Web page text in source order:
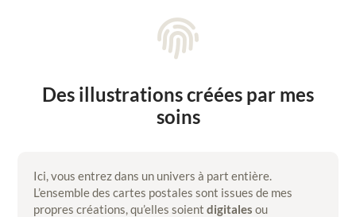

Des illustrations créées par mes
soins
Ici, vous entrez dans un univers à part entière.
L’ensemble des cartes postales sont issues de mes
propres créations, qu’elles soientdigitales ou